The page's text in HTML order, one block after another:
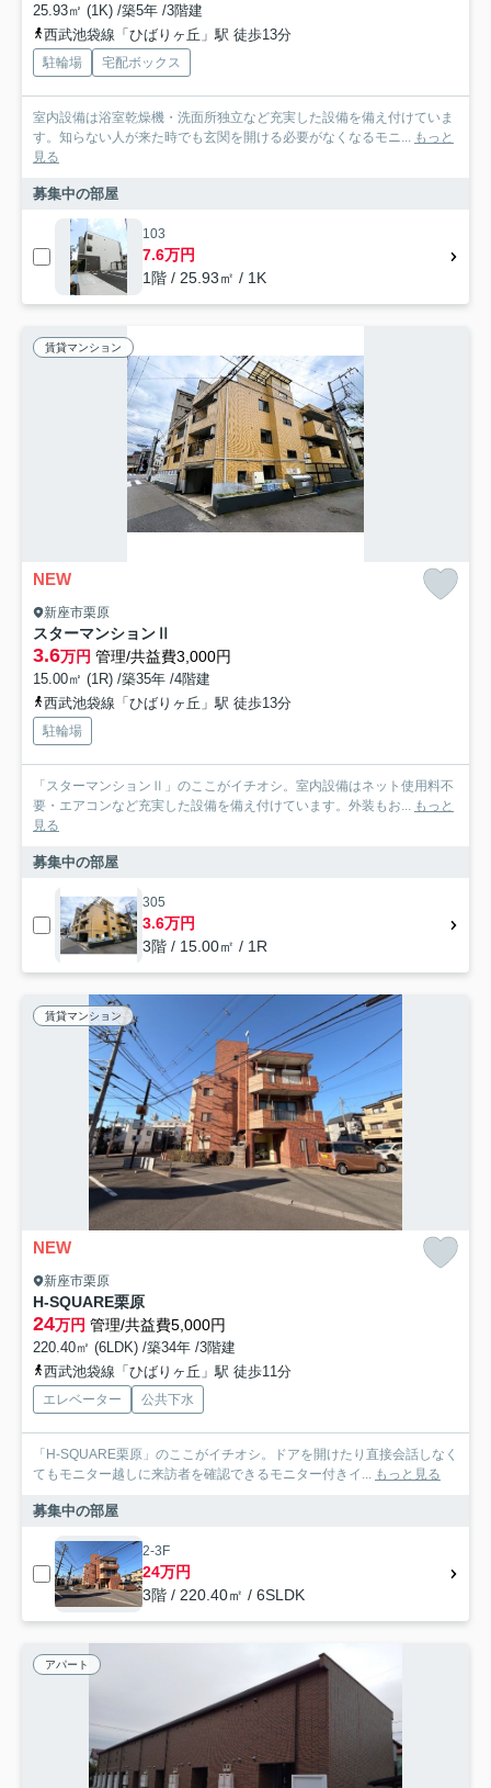
25.93㎡ (1K) /築5年 /3階建
西武池袋線「ひばりヶ丘」駅 徒歩13分
駐輪場 宅配ボックス
室内設備は浴室乾燥機・洗面所独立など充実した設備を備え付けていま
す。知らない人が来た時でも玄関を開ける必要がなくなるモニ... もっと
見る
募集中の部屋
103
7.6万円
1階 / 25.93㎡ / 1K
賃貸マンション
NEW
新座市栗原
スターマンションⅡ
3.6万円 管理/共益費3,000円
15.00㎡ (1R) /築35年 /4階建
西武池袋線「ひばりヶ丘」駅 徒歩13分
駐輪場
「スターマンションⅡ」のここがイチオシ。室内設備はネット使用料不
要・エアコンなど充実した設備を備え付けています。外装もお... もっと
見る
募集中の部屋
305
3.6万円
3階 / 15.00㎡ / 1R
賃貸マンション
NEW
新座市栗原
H-SQUARE栗原
24万円 管理/共益費5,000円
220.40㎡ (6LDK) /築34年 /3階建
西武池袋線「ひばりヶ丘」駅 徒歩11分
エレベーター 公共下水
「H-SQUARE栗原」のここがイチオシ。ドアを開けたり直接会話しなく
てもモニター越しに来訪者を確認できるモニター付きイ... もっと見る
募集中の部屋
2-3F
24万円
3階 / 220.40㎡ / 6SLDK
アパート